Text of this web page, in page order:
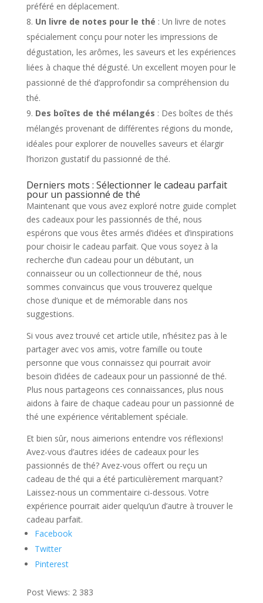
préféré en déplacement.
Un livre de notes pour le thé : Un livre de notes
spécialement conçu pour noter les impressions de
dégustation, les arômes, les saveurs et les expériences
liées à chaque thé dégusté. Un excellent moyen pour le
passionné de thé d’approfondir sa compréhension du
thé.
Des boîtes de thé mélangés : Des boîtes de thés
mélangés provenant de différentes régions du monde,
idéales pour explorer de nouvelles saveurs et élargir
l’horizon gustatif du passionné de thé.
Derniers mots : Sélectionner le cadeau parfait
pour un passionné de thé
Maintenant que vous avez exploré notre guide complet
des cadeaux pour les passionnés de thé, nous
espérons que vous êtes armés d’idées et d’inspirations
pour choisir le cadeau parfait. Que vous soyez à la
recherche d’un cadeau pour un débutant, un
connaisseur ou un collectionneur de thé, nous
sommes convaincus que vous trouverez quelque
chose d’unique et de mémorable dans nos
suggestions.
Si vous avez trouvé cet article utile, n’hésitez pas à le
partager avec vos amis, votre famille ou toute
personne que vous connaissez qui pourrait avoir
besoin d’idées de cadeaux pour un passionné de thé.
Plus nous partageons ces connaissances, plus nous
aidons à faire de chaque cadeau pour un passionné de
thé une expérience véritablement spéciale.
Et bien sûr, nous aimerions entendre vos réflexions!
Avez-vous d’autres idées de cadeaux pour les
passionnés de thé? Avez-vous offert ou reçu un
cadeau de thé qui a été particulièrement marquant?
Laissez-nous un commentaire ci-dessous. Votre
expérience pourrait aider quelqu’un d’autre à trouver le
cadeau parfait.
Facebook
Twitter
Pinterest
Post Views: 2 383